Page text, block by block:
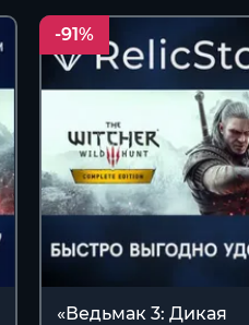
-91%
«Ведьмак 3: Дикая